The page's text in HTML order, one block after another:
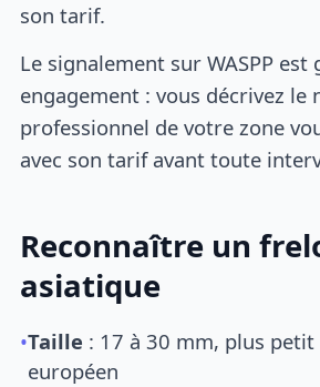
son tarif.
Le signalement sur WASPP
engagement : vous décrivez le
professionnel de votre zone
avec son tarif avant toute
Reconnaître un
asiatique
•Taille : 17 à 30 mm, plus
européen